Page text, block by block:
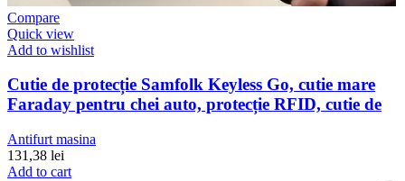
Compare
Quick view
Add to wishlist
Cutie de protecție Samfolk Keyless Go, cutie mare
Faraday pentru chei auto, protecție RFID, cutie de
Antifurt masina
131,38 lei
Add to cart